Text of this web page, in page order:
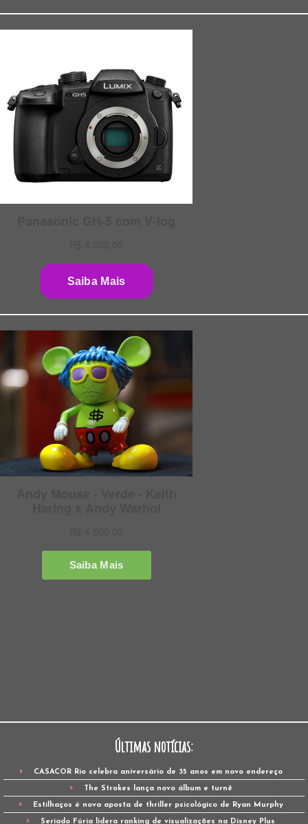
Últimas notícias:
CASACOR Rio celebra aniversário de 35 anos em novo endereço
The Strokes lança novo álbum e turnê
Estilhaços é nova aposta de thriller psicológico de Ryan Murphy
Seriado Fúria lidera ranking de visualizações na Disney Plus